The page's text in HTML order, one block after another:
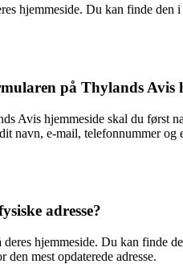
hjemmeside. Du kan finde
på Thylands Avis
Avis hjemmeside skal du først
navn, e-mail, telefonnummer
adresse?
hjemmeside. Du kan finde
mest opdaterede adresse.